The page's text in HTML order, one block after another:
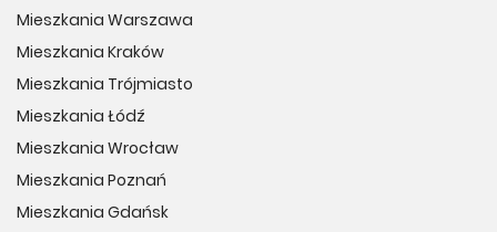
Mieszkania Warszawa
Mieszkania Kraków
Mieszkania Trójmiasto
Mieszkania Łódź
Mieszkania Wrocław
Mieszkania Poznań
Mieszkania Gdańsk